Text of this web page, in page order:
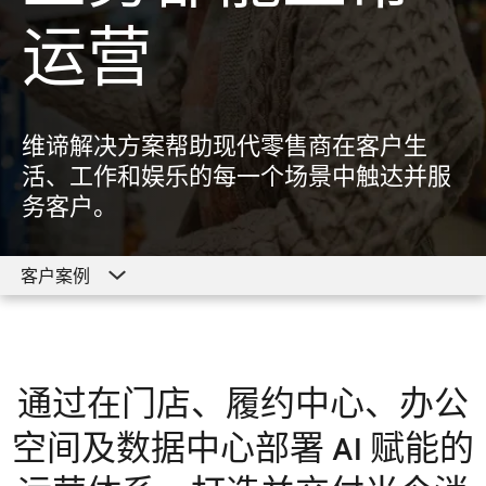
运营
维谛解决方案帮助现代零售商在客户生
活、工作和娱乐的每一个场景中触达并服
务客户。
客户案例
资源
探索零售解决方案
通过在门店、履约中心、办公
空间及数据中心部署 AI 赋能的